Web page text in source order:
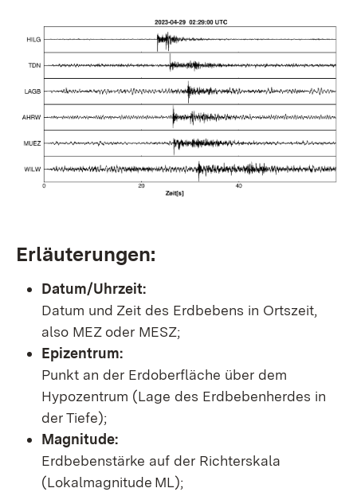
Erläuterungen:
Datum/Uhrzeit:
Datum und Zeit des Erdbebens in Ortszeit,
also MEZ oder MESZ;
Epizentrum:
Punkt an der Erdoberfläche über dem
Hypozentrum (Lage des Erdbebenherdes in
der Tiefe);
Magnitude:
Erdbebenstärke auf der Richterskala
(Lokalmagnitude ML);